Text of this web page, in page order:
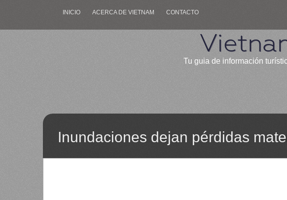
INICIO ACERCA DE VIETNAM CONTACTO
Tu guia de información
Inundaciones dejan pérdidas